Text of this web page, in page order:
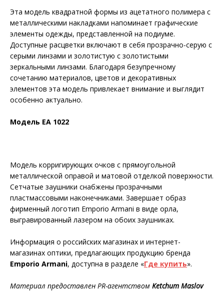
Эта модель квадратной формы из ацетатного полимера с
металлическими накладками напоминает графические
элементы одежды, представленной на подиуме.
Доступные расцветки включают в себя прозрачно-серую с
серыми линзами и золотистую с золотистыми
зеркальными линзами. Благодаря безупречному
сочетанию материалов, цветов и декоративных
элементов эта модель привлекает внимание и выглядит
особенно актуально.
Модель EA 1022
Модель корригирующих очков с прямоугольной
металлической оправой и матовой отделкой поверхности.
Сетчатые заушники снабжены прозрачными
пластмассовыми наконечниками. Завершает образ
фирменный логотип Emporio Armani в виде орла,
выгравированный лазером на обоих заушниках.
Информация о российских магазинах и интернет-
магазинах оптики, предлагающих продукцию бренда
Emporio Armani, доступна в разделе «Где купить».
Материал предоставлен PR-агентством Ketchum Maslov